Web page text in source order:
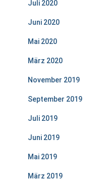
Juli 2020
Juni 2020
Mai 2020
März 2020
November 2019
September 2019
Juli 2019
Juni 2019
Mai 2019
März 2019